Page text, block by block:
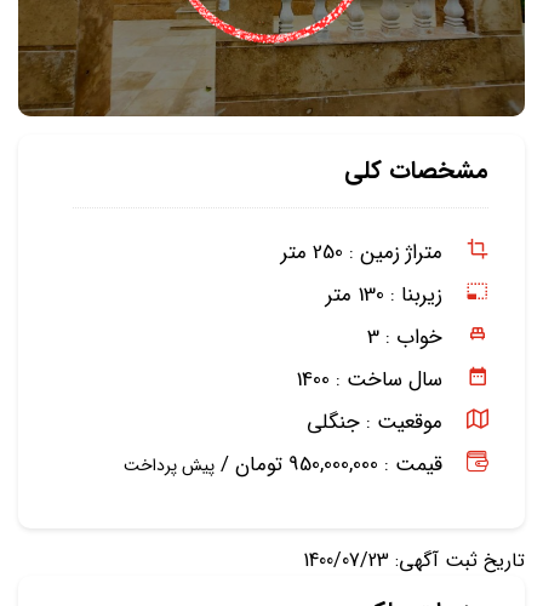
مشخصات کلی
متراژ زمین : 250 متر
زیربنا : 130 متر
خواب : 3
سال ساخت : 1400
موقعیت : جنگلی
قیمت : 950,000,000 تومان /
پیش پرداخت
تاریخ ثبت آگهی: 1400/07/23